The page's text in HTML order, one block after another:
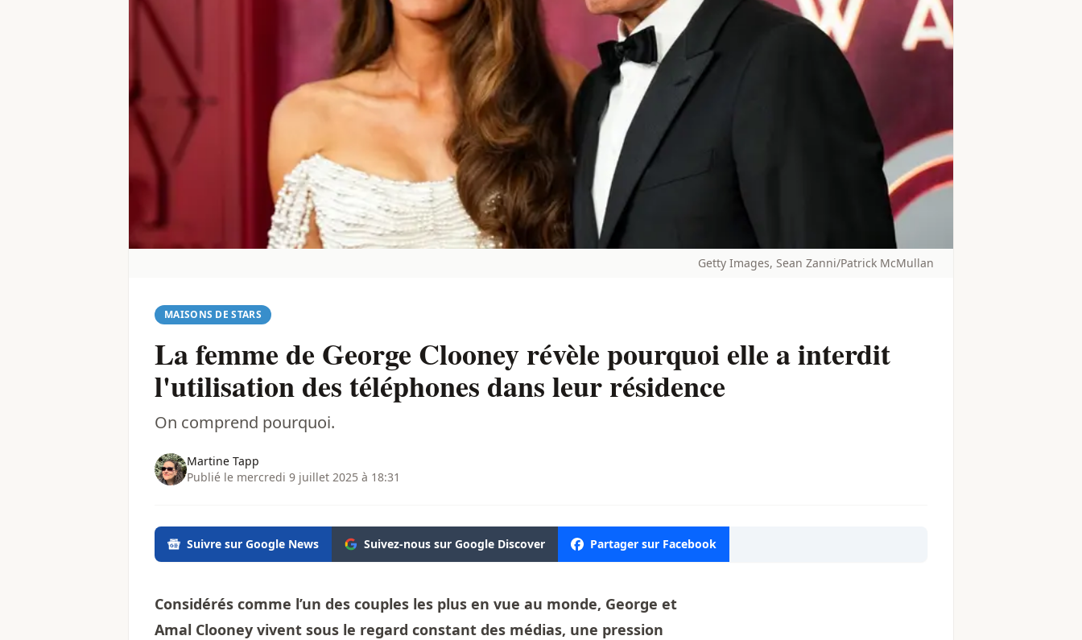
Getty Images, Sean Zanni/Patrick McMullan
MAISONS DE STARS
La femme de George Clooney révèle pourquoi elle a interdit
l'utilisation des téléphones dans leur résidence
On comprend pourquoi.
Martine Tapp
Publié le mercredi 9 juillet 2025 à 18:31
Suivre sur Google News Suivez-nous sur Google Discover Partager sur Facebook
Considérés comme l’un des couples les plus en vue au monde, George et
Amal Clooney vivent sous le regard constant des médias, une pression